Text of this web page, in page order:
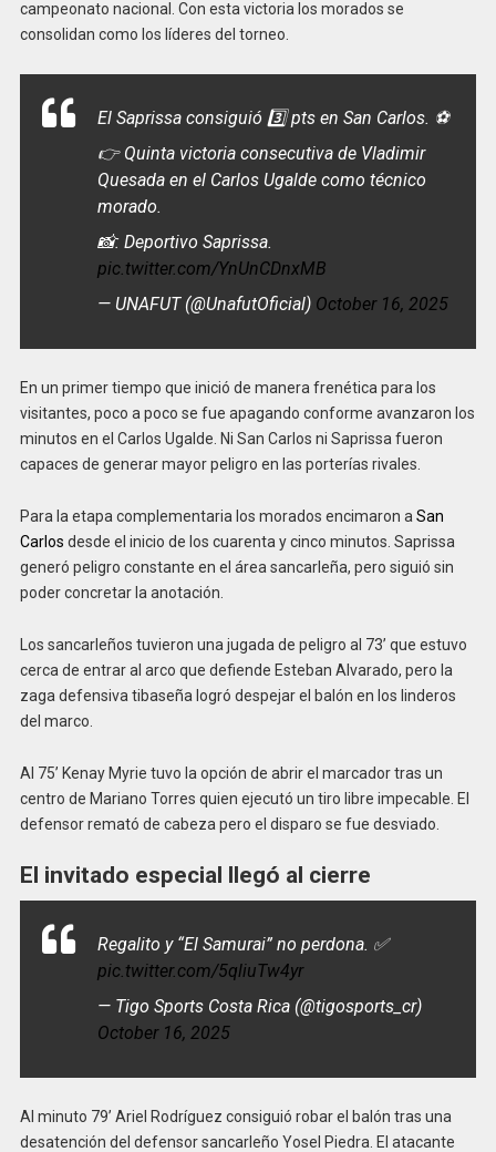
campeonato nacional. Con esta victoria los morados se
consolidan como los líderes del torneo.
El Saprissa consiguió 3️⃣ pts en San Carlos. ⚽
👉 Quinta victoria consecutiva de Vladimir
Quesada en el Carlos Ugalde como técnico
morado.
📸: Deportivo Saprissa.
pic.twitter.com/YnUnCDnxMB
— UNAFUT (@UnafutOficial) October 16, 2025
En un primer tiempo que inició de manera frenética para los
visitantes, poco a poco se fue apagando conforme avanzaron los
minutos en el Carlos Ugalde. Ni San Carlos ni Saprissa fueron
capaces de generar mayor peligro en las porterías rivales.
Para la etapa complementaria los morados encimaron a San
Carlos desde el inicio de los cuarenta y cinco minutos. Saprissa
generó peligro constante en el área sancarleña, pero siguió sin
poder concretar la anotación.
Los sancarleños tuvieron una jugada de peligro al 73’ que estuvo
cerca de entrar al arco que defiende Esteban Alvarado, pero la
zaga defensiva tibaseña logró despejar el balón en los linderos
del marco.
Al 75’ Kenay Myrie tuvo la opción de abrir el marcador tras un
centro de Mariano Torres quien ejecutó un tiro libre impecable. El
defensor remató de cabeza pero el disparo se fue desviado.
El invitado especial llegó al cierre
Regalito y “El Samurai” no perdona. ✅
pic.twitter.com/5qliuTw4yr
— Tigo Sports Costa Rica (@tigosports_cr)
October 16, 2025
Al minuto 79’ Ariel Rodríguez consiguió robar el balón tras una
desatención del defensor sancarleño Yosel Piedra. El atacante